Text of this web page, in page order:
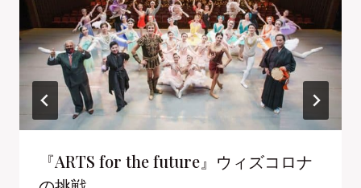
『ARTS for the future』ウィズコロナ